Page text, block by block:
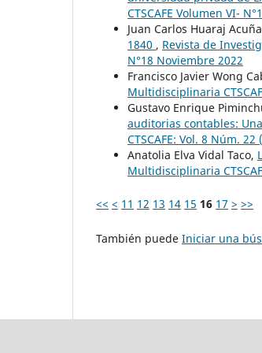
CTSCAFE Volumen VI-
Juan Carlos Huaraj
1840 , Revista de
N°18 Noviembre 2022
Francisco Javier Wong
Multidisciplinaria
Gustavo Enrique
auditorias contables:
CTSCAFE: Vol. 8 Núm.
Anatolia Elva Vidal Taco,
Multidisciplinaria
<< < 11 12 13 14 15 16 17 > >>
También puede Iniciar una